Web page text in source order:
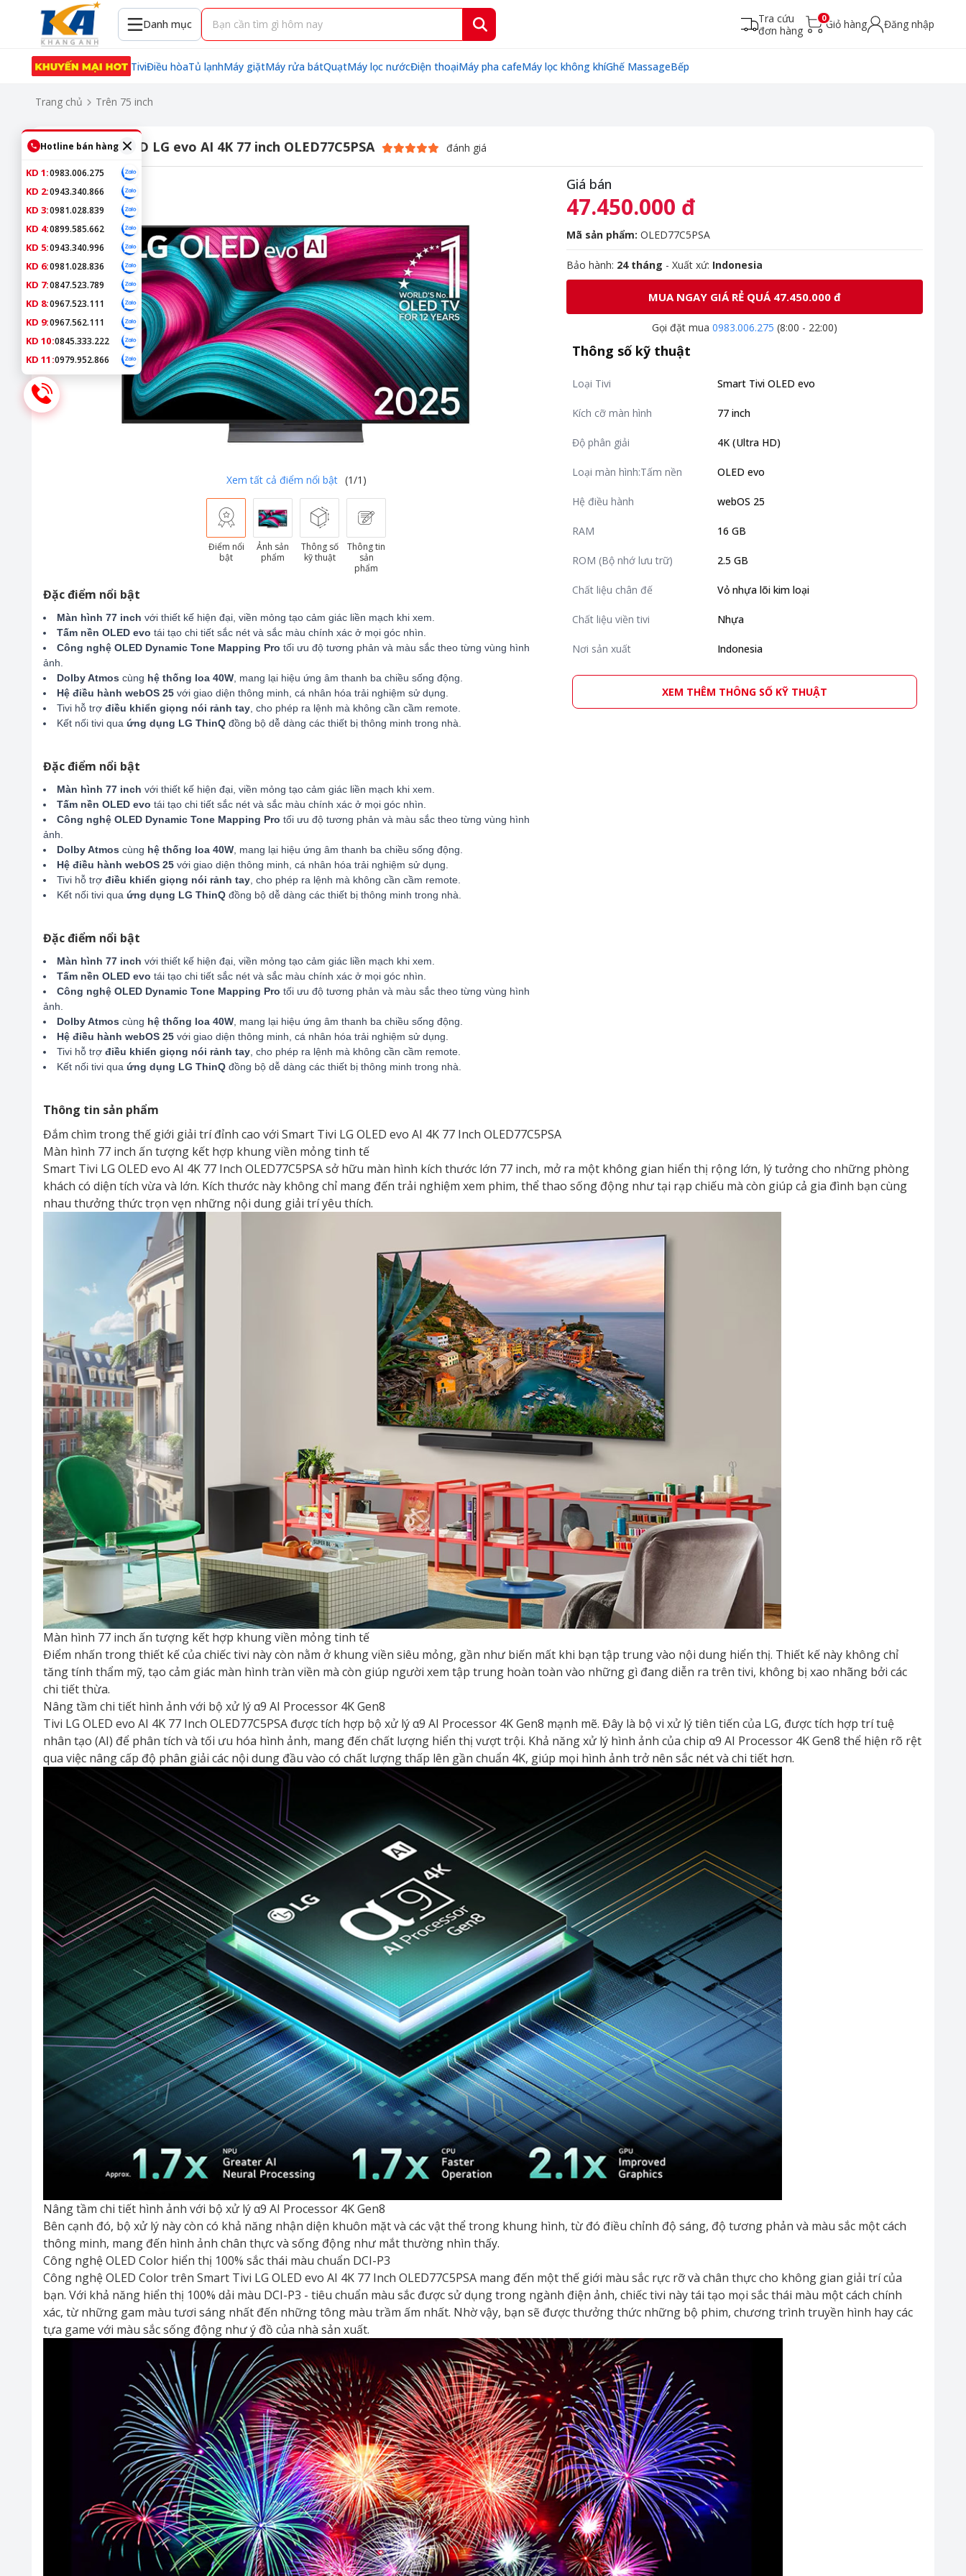
Danh mục
Tra cứu
đơn hàng
0Giỏ hàng Đăng nhập
TiviĐiều hòaTủ lạnhMáy giặtMáy rửa bátQuạtMáy lọc nướcĐiện thoạiMáy pha cafeMáy lọc không khíGhế MassageBếp
Trang chủ Trên 75 inch
Smart Tivi OLED LG evo AI 4K 77 inch OLED77C5PSA đánh giá
Xem tất cả điểm nổi bật (1/1)
Điểm nổi
bật
Ảnh sản
phẩm
Thông số
kỹ thuật
Thông tin
sản
phẩm
Đặc điểm nổi bật
Màn hình 77 inch với thiết kế hiện đại, viền mỏng tạo cảm giác liền mạch khi xem.
Tấm nền OLED evo tái tạo chi tiết sắc nét và sắc màu chính xác ở mọi góc nhìn.
Công nghệ OLED Dynamic Tone Mapping Pro tối ưu độ tương phản và màu sắc theo từng vùng hình
ảnh.
Dolby Atmos cùng hệ thống loa 40W , mang lại hiệu ứng âm thanh ba chiều sống động.
Hệ điều hành webOS 25 với giao diện thông minh, cá nhân hóa trải nghiệm sử dụng.
Tivi hỗ trợ điều khiển giọng nói rảnh tay , cho phép ra lệnh mà không cần cầm remote.
Kết nối tivi qua ứng dụng LG ThinQ đồng bộ dễ dàng các thiết bị thông minh trong nhà.
Đặc điểm nổi bật
Màn hình 77 inch với thiết kế hiện đại, viền mỏng tạo cảm giác liền mạch khi xem.
Tấm nền OLED evo tái tạo chi tiết sắc nét và sắc màu chính xác ở mọi góc nhìn.
Công nghệ OLED Dynamic Tone Mapping Pro tối ưu độ tương phản và màu sắc theo từng vùng hình
ảnh.
Dolby Atmos cùng hệ thống loa 40W , mang lại hiệu ứng âm thanh ba chiều sống động.
Hệ điều hành webOS 25 với giao diện thông minh, cá nhân hóa trải nghiệm sử dụng.
Tivi hỗ trợ điều khiển giọng nói rảnh tay , cho phép ra lệnh mà không cần cầm remote.
Kết nối tivi qua ứng dụng LG ThinQ đồng bộ dễ dàng các thiết bị thông minh trong nhà.
Đặc điểm nổi bật
Màn hình 77 inch với thiết kế hiện đại, viền mỏng tạo cảm giác liền mạch khi xem.
Tấm nền OLED evo tái tạo chi tiết sắc nét và sắc màu chính xác ở mọi góc nhìn.
Công nghệ OLED Dynamic Tone Mapping Pro tối ưu độ tương phản và màu sắc theo từng vùng hình
ảnh.
Dolby Atmos cùng hệ thống loa 40W , mang lại hiệu ứng âm thanh ba chiều sống động.
Hệ điều hành webOS 25 với giao diện thông minh, cá nhân hóa trải nghiệm sử dụng.
Tivi hỗ trợ điều khiển giọng nói rảnh tay , cho phép ra lệnh mà không cần cầm remote.
Kết nối tivi qua ứng dụng LG ThinQ đồng bộ dễ dàng các thiết bị thông minh trong nhà.
Giá bán
47.450.000 đ
Mã sản phẩm: OLED77C5PSA
Bảo hành: 24 tháng - Xuất xứ: Indonesia
MUA NGAY GIÁ RẺ QUÁ 47.450.000 đ
Gọi đặt mua 0983.006.275 (8:00 - 22:00)
Thông số kỹ thuật
Loại Tivi Smart Tivi OLED evo
Kích cỡ màn hình 77 inch
Độ phân giải 4K (Ultra HD)
Loại màn hình:Tấm nền OLED evo
Hệ điều hành webOS 25
RAM 16 GB
ROM (Bộ nhớ lưu trữ) 2.5 GB
Chất liệu chân đế Vỏ nhựa lõi kim loại
Chất liệu viền tivi Nhựa
Nơi sản xuất Indonesia
XEM THÊM THÔNG SỐ KỸ THUẬT
Thông tin sản phẩm
Đắm chìm trong thế giới giải trí đỉnh cao với Smart Tivi LG OLED evo AI 4K 77 Inch OLED77C5PSA
Màn hình 77 inch ấn tượng kết hợp khung viền mỏng tinh tế
Smart Tivi LG OLED evo AI 4K 77 Inch OLED77C5PSA sở hữu màn hình kích thước lớn 77 inch, mở ra một không gian hiển thị rộng lớn, lý tưởng cho những phòng
khách có diện tích vừa và lớn. Kích thước này không chỉ mang đến trải nghiệm xem phim, thể thao sống động như tại rạp chiếu mà còn giúp cả gia đình bạn cùng
nhau thưởng thức trọn vẹn những nội dung giải trí yêu thích.
Màn hình 77 inch ấn tượng kết hợp khung viền mỏng tinh tế
Điểm nhấn trong thiết kế của chiếc tivi này còn nằm ở khung viền siêu mỏng, gần như biến mất khi bạn tập trung vào nội dung hiển thị. Thiết kế này không chỉ
tăng tính thẩm mỹ, tạo cảm giác màn hình tràn viền mà còn giúp người xem tập trung hoàn toàn vào những gì đang diễn ra trên tivi, không bị xao nhãng bởi các
chi tiết thừa.
Nâng tầm chi tiết hình ảnh với bộ xử lý α9 AI Processor 4K Gen8
Tivi LG OLED evo AI 4K 77 Inch OLED77C5PSA được tích hợp bộ xử lý α9 AI Processor 4K Gen8 mạnh mẽ. Đây là bộ vi xử lý tiên tiến của LG, được tích hợp trí tuệ
nhân tạo (AI) để phân tích và tối ưu hóa hình ảnh, mang đến chất lượng hiển thị vượt trội. Khả năng xử lý hình ảnh của chip α9 AI Processor 4K Gen8 thể hiện rõ rệt
qua việc nâng cấp độ phân giải các nội dung đầu vào có chất lượng thấp lên gần chuẩn 4K, giúp mọi hình ảnh trở nên sắc nét và chi tiết hơn.
Nâng tầm chi tiết hình ảnh với bộ xử lý α9 AI Processor 4K Gen8
Bên cạnh đó, bộ xử lý này còn có khả năng nhận diện khuôn mặt và các vật thể trong khung hình, từ đó điều chỉnh độ sáng, độ tương phản và màu sắc một cách
thông minh, mang đến hình ảnh chân thực và sống động như mắt thường nhìn thấy.
Công nghệ OLED Color hiển thị 100% sắc thái màu chuẩn DCI-P3
Công nghệ OLED Color trên Smart Tivi LG OLED evo AI 4K 77 Inch OLED77C5PSA mang đến một thế giới màu sắc rực rỡ và chân thực cho không gian giải trí của
bạn. Với khả năng hiển thị 100% dải màu DCI-P3 - tiêu chuẩn màu sắc được sử dụng trong ngành điện ảnh, chiếc tivi này tái tạo mọi sắc thái màu một cách chính
xác, từ những gam màu tươi sáng nhất đến những tông màu trầm ấm nhất. Nhờ vậy, bạn sẽ được thưởng thức những bộ phim, chương trình truyền hình hay các
tựa game với màu sắc sống động như ý đồ của nhà sản xuất.
Hotline bán hàng
KD 1:0983.006.275
KD 2:0943.340.866
KD 3:0981.028.839
KD 4:0899.585.662
KD 5:0943.340.996
KD 6:0981.028.836
KD 7:0847.523.789
KD 8:0967.523.111
KD 9:0967.562.111
KD 10:0845.333.222
KD 11:0979.952.866